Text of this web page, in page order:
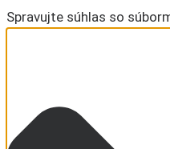
Spravujte súhlas so